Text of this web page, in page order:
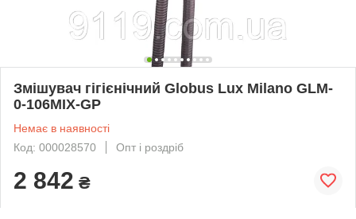
Змішувач гігієнічний Globus Lux Milano GLM-
0-106MIX-GP
Немає в наявності
Код: 000028570
Опт і роздріб
2 842 ₴